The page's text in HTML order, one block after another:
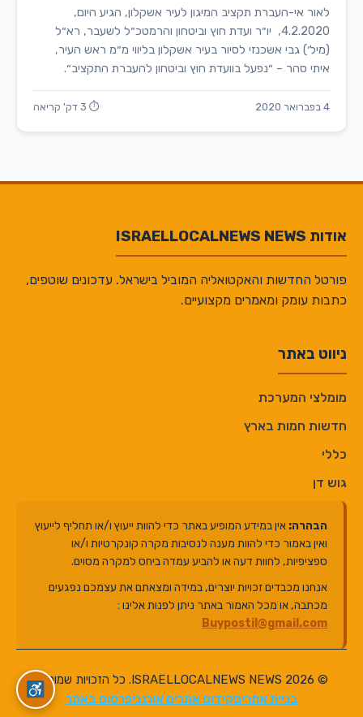
לאור אי-העברת תקציב המיגון לעיר אשקלון, הגיע היום,
4.2.2020, יו״ר ועדת חוץ וביטחון והרמטכ״ל לשעבר, רא״ל
(מיל׳) גבי אשכנזי לסיור בעיר אשקלון בליווי מ״מ ראש העיר,
איתי סהר – ״נפעל בוועדת חוץ וביטחון להעברת התקציב״.
4 בפברואר 2020 ⏱ 3 דק' קריאה
אודות ISRAELLOCALNEWS NEWS
פורטל החדשות והאקטואליה המוביל בישראל. עדכונים שוטפים,
כתבות עומק ומאמרים מקצועיים.
ניווט באתר
מומלצי המערכת
חדשות חמות בארץ
כללי
גוש דן
הבהרה: אין במידע המופיע באתר כדי להוות ייעוץ ו/או תחליף לייעוץ
ואין באמור כדי להוות מענה לנסיבות מקרה קונקרטיות ו/או
ספציפיות, לחוות דעה או להביע עמדה ביחס למקרה מסוים.
אנחנו מכבדים זכויות יוצרים, במידה ומצאתם את עצמכם נפגעים
מכתבה, או מכל האמור באתר ניתן לפנות אלינו :
Buypostil@gmail.com
© 2026 ISRAELLOCALNEWS NEWS. כל הזכויות שמורות.
בניית אתריםקידום אתרים אורגניפרסום באתר